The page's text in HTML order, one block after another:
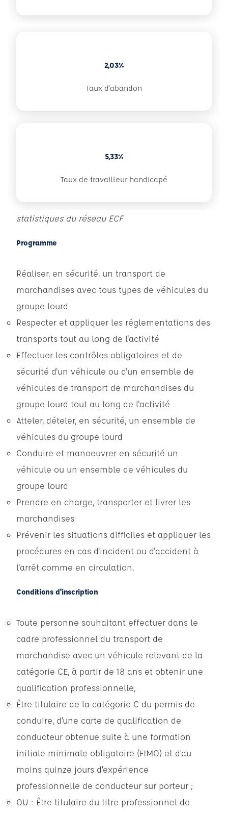
2,03%
Taux d'abandon
5,33%
Taux de travailleur handicapé
statistiques du réseau ECF
Programme
Réaliser, en sécurité, un transport de
marchandises avec tous types de véhicules du
groupe lourd
Respecter et appliquer les réglementations des
transports tout au long de l'activité
Effectuer les contrôles obligatoires et de
sécurité d'un véhicule ou d'un ensemble de
véhicules de transport de marchandises du
groupe lourd tout au long de l'activité
Atteler, dételer, en sécurité, un ensemble de
véhicules du groupe lourd
Conduire et manoeuvrer en sécurité un
véhicule ou un ensemble de véhicules du
groupe lourd
Prendre en charge, transporter et livrer les
marchandises
Prévenir les situations difficiles et appliquer les
procédures en cas d'incident ou d'accident à
l'arrêt comme en circulation.
Conditions d'inscription
Toute personne souhaitant effectuer dans le
cadre professionnel du transport de
marchandise avec un véhicule relevant de la
catégorie CE, à partir de 18 ans et obtenir une
qualification professionnelle,
Être titulaire de la catégorie C du permis de
conduire, d’une carte de qualification de
conducteur obtenue suite à une formation
initiale minimale obligatoire (FIMO) et d’au
moins quinze jours d’expérience
professionnelle de conducteur sur porteur ;
OU : Être titulaire du titre professionnel de